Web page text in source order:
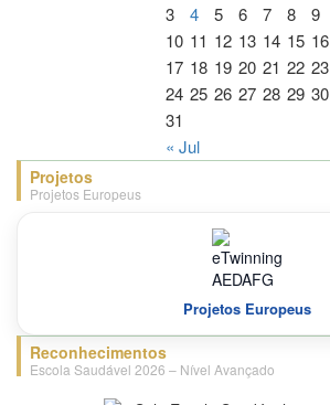
« Jul
3
4 5 6 7 8
9
10 11 12 13 14 15 16
17 18 19 20 21 22 23
24 25 26 27 28 29 30
31
Projetos
Projetos Europeus
Projetos Europeus
Reconhecimentos
Escola Saudável 2026 – Nível Avançado